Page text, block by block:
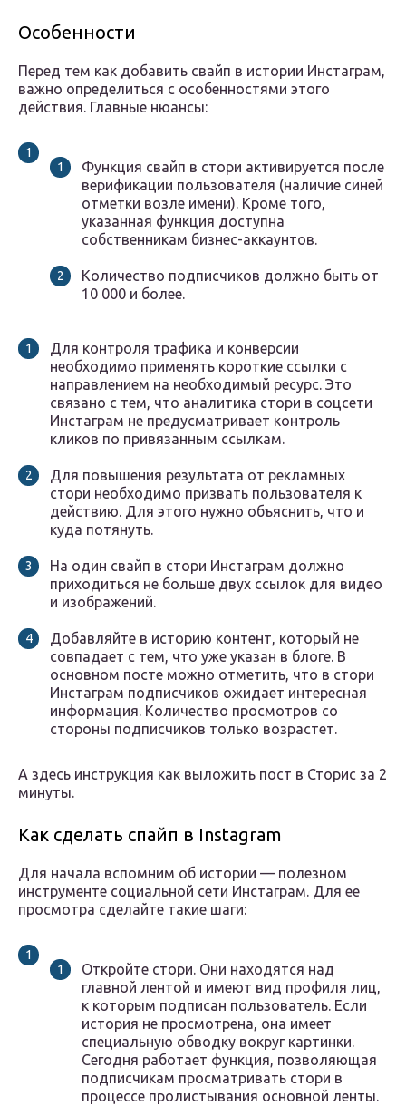
Особенности
Перед тем как добавить свайп в истории Инстаграм,
важно определиться с особенностями этого
действия. Главные нюансы:
Функция свайп в стори активируется после
верификации пользователя (наличие синей
отметки возле имени). Кроме того,
указанная функция доступна
собственникам бизнес-аккаунтов.
Количество подписчиков должно быть от
10 000 и более.
Для контроля трафика и конверсии
необходимо применять короткие ссылки с
направлением на необходимый ресурс. Это
связано с тем, что аналитика стори в соцсети
Инстаграм не предусматривает контроль
кликов по привязанным ссылкам.
Для повышения результата от рекламных
стори необходимо призвать пользователя к
действию. Для этого нужно объяснить, что и
куда потянуть.
На один свайп в стори Инстаграм должно
приходиться не больше двух ссылок для видео
и изображений.
Добавляйте в историю контент, который не
совпадает с тем, что уже указан в блоге. В
основном посте можно отметить, что в стори
Инстаграм подписчиков ожидает интересная
информация. Количество просмотров со
стороны подписчиков только возрастет.
А здесь инструкция как выложить пост в Сторис за 2
минуты.
Как сделать спайп в Instagram
Для начала вспомним об истории — полезном
инструменте социальной сети Инстаграм. Для ее
просмотра сделайте такие шаги:
Откройте стори. Они находятся над
главной лентой и имеют вид профиля лиц,
к которым подписан пользователь. Если
история не просмотрена, она имеет
специальную обводку вокруг картинки.
Сегодня работает функция, позволяющая
подписчикам просматривать стори в
процессе пролистывания основной ленты.